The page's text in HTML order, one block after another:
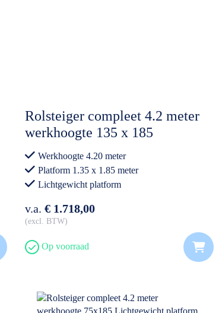
Rolsteiger compleet 4.2 meter
werkhoogte 135 x 185
Lichtgewicht platform
Werkhoogte 4.20 meter
Platform 1.35 x 1.85 meter
Lichtgewicht platform
v.a. € 1.718,00
excl. BTW
Op voorraad